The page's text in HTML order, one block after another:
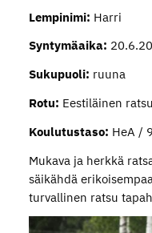
Lempinimi: Harri
Syntymäaika:
Sukupuoli: ruuna
Rotu: Eestiläinen
Koulutustaso: HeA /
Mukava ja herkkä
säikähdä
turvallinen ratsu